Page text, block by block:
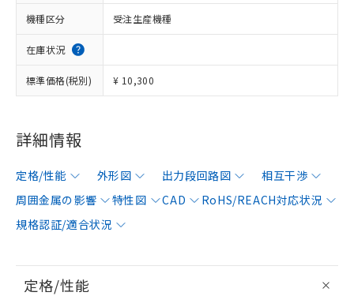
機種区分 受注生産機種
在庫状況
標準価格(税別) ¥ 10,300
詳細情報
定格/性能 外形図 出力段回路図
相互干渉
周囲金属の影響
特性図 CAD
RoHS/REACH対応状況
規格認証/適合状況
定格/性能